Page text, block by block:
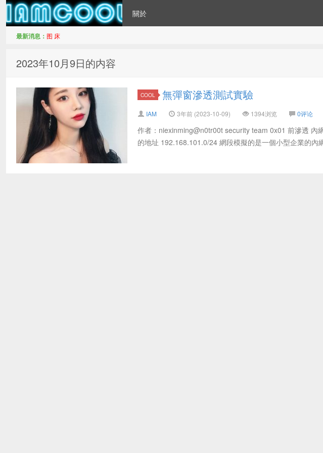
關於
最新消息： 图 床
2023年10月9日的内容
COOL 無彈窗滲透測試實驗
IAM 3年前 (2023-10-09) 1394浏览 0评论
作者：niexinming@n0tr00t security team 0x01 前滲透 內
的地址 192.168.101.0/24 網段模擬的是一個小型企業的內